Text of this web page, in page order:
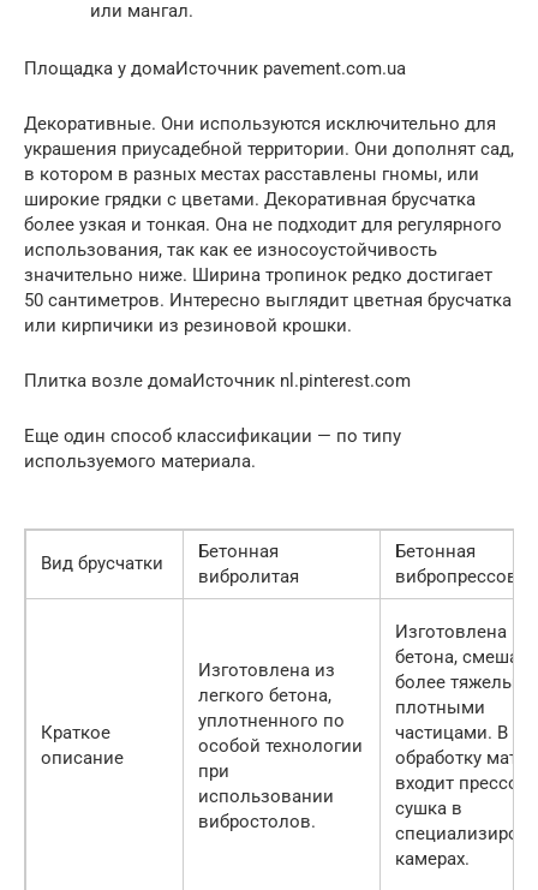
или мангал.
Площадка у домаИсточник pavement.com.ua
Декоративные. Они используются исключительно для
украшения приусадебной территории. Они дополнят сад,
в котором в разных местах расставлены гномы, или
широкие грядки с цветами. Декоративная брусчатка
более узкая и тонкая. Она не подходит для регулярного
использования, так как ее износоустойчивость
значительно ниже. Ширина тропинок редко достигает
50 сантиметров. Интересно выглядит цветная брусчатка
или кирпичики из резиновой крошки.
Плитка возле домаИсточник nl.pinterest.com
Еще один способ классификации — по типу
используемого материала.
Вид брусчатки
Бетонная
вибролитая
Бетонная
Краткое
описание
Изготовлена из
легкого бетона,
уплотненного по
особой технологии
при
использовании
вибростолов.
Изготовлена из
бетона,
более
плотными
частицами. В
обработку
входит
сушка в
камерах.